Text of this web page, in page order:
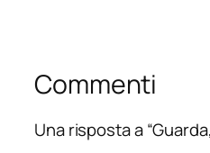
Commenti
Una risposta a